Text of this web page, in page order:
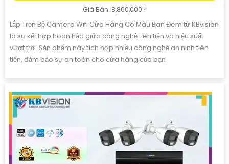
Giá Bán: 8,860,000 ₫
Lắp Trọn Bộ Camera Wifi Cửa Hàng Có Màu Ban Đêm từ KBvision
là sự kết hợp hoàn hảo giữa công nghệ tiên tiến và hiệu suất
vượt trội. Sản phẩm này tích hợp nhiều công nghệ an ninh tiên
tiến, đảm bảo sự an toàn cho cửa hàng của bạn